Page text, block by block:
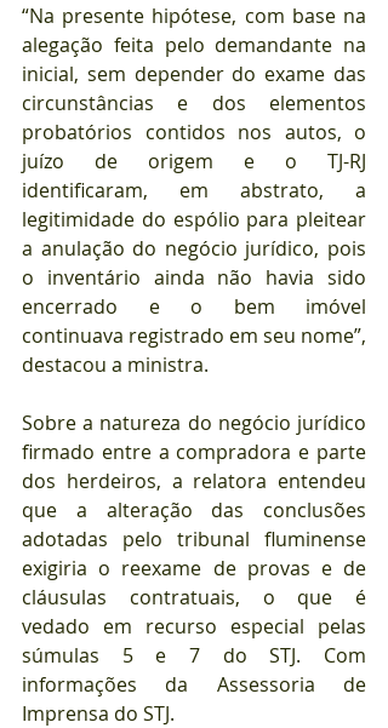
“Na presente hipótese, com base na
alegação feita pelo demandante na
inicial, sem depender do exame das
circunstâncias e dos elementos
probatórios contidos nos autos, o
juízo de origem e o TJ-RJ
identificaram, em abstrato, a
legitimidade do espólio para pleitear
a anulação do negócio jurídico, pois
o inventário ainda não havia sido
encerrado e o bem imóvel
continuava registrado em seu nome”,
destacou a ministra.
Sobre a natureza do negócio jurídico
firmado entre a compradora e parte
dos herdeiros, a relatora entendeu
que a alteração das conclusões
adotadas pelo tribunal fluminense
exigiria o reexame de provas e de
cláusulas contratuais, o que é
vedado em recurso especial pelas
súmulas 5 e 7 do STJ. Com
informações da Assessoria de
Imprensa do STJ.